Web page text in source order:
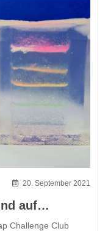
20. September 2021
auf…
Challenge Club